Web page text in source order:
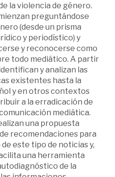
la violencia de género.
preguntándose
(desde un prisma
y periodístico) y
y reconocerse como
todo mediático. A partir
y analizan las
existentes hasta la
y en otros contextos
a la erradicación de
mediática.
una propuesta
recomendaciones para
este tipo de noticias y,
una herramienta
de la